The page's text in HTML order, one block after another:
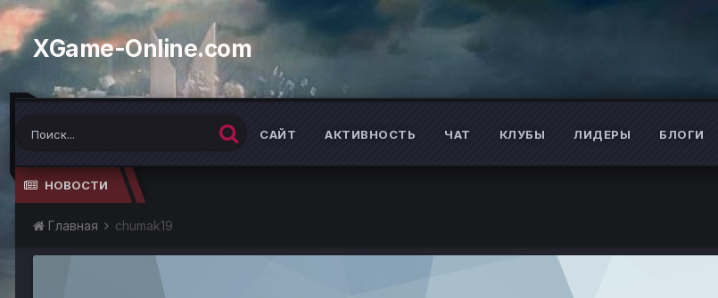
XGame-Online.com
САЙТ АКТИВНОСТЬ ЧАТ КЛУБЫ ЛИДЕРЫ БЛОГИ
НОВОСТИ
Главная chumak19